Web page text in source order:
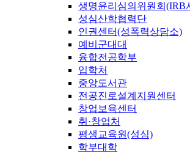
생명윤리심의위원회(IRB
성심산학협력단
인권센터(성폭력상담소)
예비군대대
융합전공학부
입학처
중앙도서관
전공진로설계지원센터
창업보육센터
취·창업처
평생교육원(성심)
학부대학